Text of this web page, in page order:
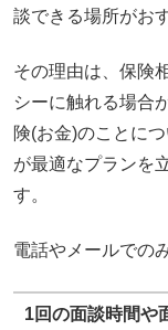
談できる場所がお
その理由は、保険
シーに触れる場合
険(お金)のことに
が最適なプランを
す。
電話やメールでの
1回の面談時間や